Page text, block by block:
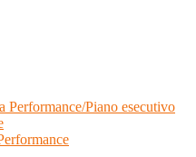
Performance/Piano esecutivo